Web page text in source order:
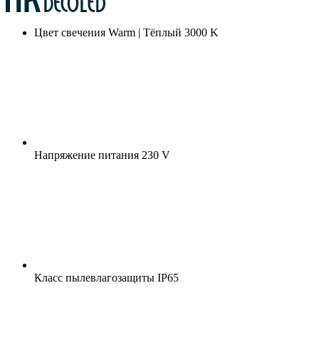
Цвет свечения Warm | Тёплый 3000 K
Напряжение питания 230 V
Класс пылевлагозащиты IP65